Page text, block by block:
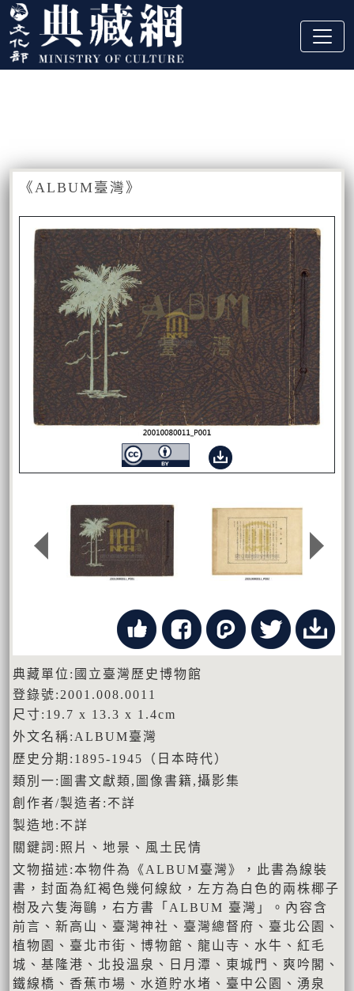
跳到主要內容
:::
《ALBUM臺灣》
典藏單位:國立臺灣歷史博物館
登錄號:2001.008.0011
尺寸:19.7 x 13.3 x 1.4cm
外文名稱:ALBUM臺灣
歷史分期:1895-1945（日本時代）
類別一:圖書文獻類,圖像書籍,攝影集
創作者/製造者:不詳
製造地:不詳
關鍵詞:照片、地景、風土民情
文物描述:本物件為《ALBUM臺灣》，此書為線裝
書，封面為紅褐色幾何線紋，左方為白色的兩株椰子
樹及六隻海鷗，右方書「ALBUM 臺灣」。內容含
前言、新高山、臺灣神社、臺灣總督府、臺北公園、
植物園、臺北市街、博物館、龍山寺、水牛、紅毛
城、基隆港、北投溫泉、日月潭、東城門、爽吟閣、
鐵線橋、香蕉市場、水道貯水堵、臺中公園、湧泉